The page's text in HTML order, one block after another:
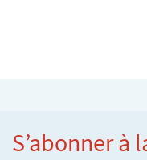
S’abonner à